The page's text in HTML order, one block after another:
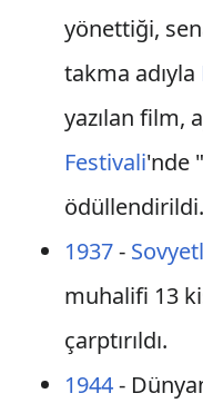
yönettiği,
takma adıyla
yazılan film,
Festivali'nde
ödüllendirildi.
1937-
muhalifi 13
çarptırıldı.
1944-